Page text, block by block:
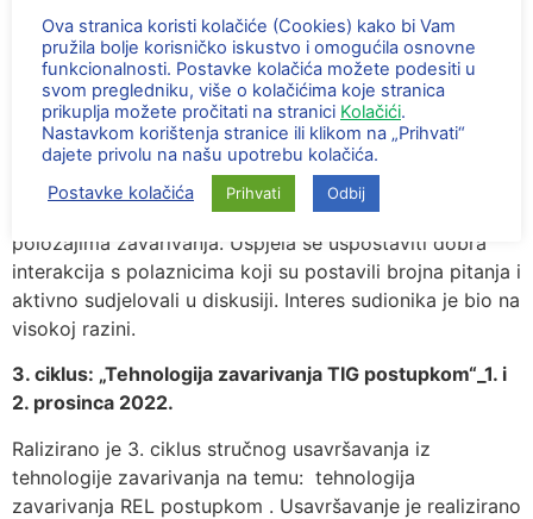
zavarivanje. Polaznici su upoznati sa svim parametrima
koje je potrebno podesiti na sistemu za zavarivanje.
Detaljno im je objašnjeno funkcija svakog parametara i
što dobivaju njegovom promjenom. Svaki od polaznika
imao je priliku zavarivati različite vrste osnovnih
materijala sa različitim štapnim elektroda, tj. različitim
vrstama obloge i promjera jezgre štapne elektrode.
Zavarivali su se kutni i sučeljeni spojevi u različitim
položajima zavarivanja. Uspjela se uspostaviti dobra
interakcija s polaznicima koji su postavili brojna pitanja i
aktivno sudjelovali u diskusiji. Interes sudionika je bio na
visokoj razini.
3. ciklus: „Tehnologija zavarivanja TIG postupkom“_1. i
2. prosinca 2022.
Ralizirano je 3. ciklus stručnog usavršavanja iz
tehnologije zavarivanja na temu: tehnologija
zavarivanja REL postupkom . Usavršavanje je realizirano
Ova stranica koristi kolačiće (Cookies) kako bi Vam
pružila bolje korisničko iskustvo i omogućila osnovne
funkcionalnosti. Postavke kolačića možete podesiti u
svom pregledniku, više o kolačićima koje stranica
prikuplja možete pročitati na stranici Kolačići.
Nastavkom korištenja stranice ili klikom na „Prihvati“
dajete privolu na našu upotrebu kolačića.
Postavke kolačića
Prihvati Odbij